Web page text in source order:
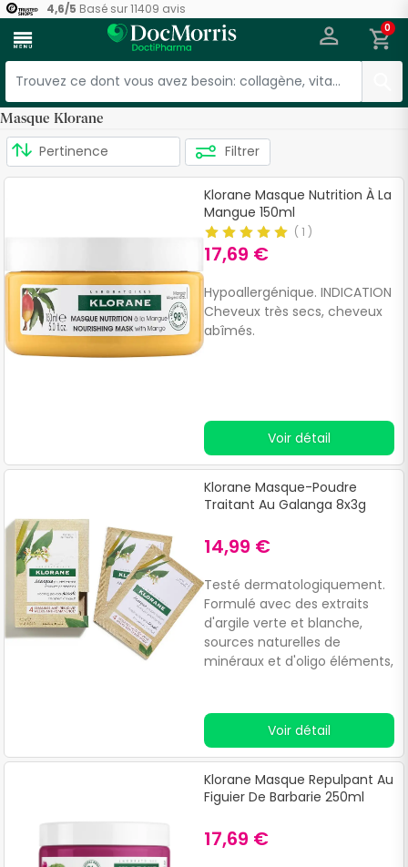
4,6/5 Basé sur11409 avis
menu 0
Masque Klorane
Filtrer
Klorane Masque Nutrition À La
Mangue 150ml
( 1 )
17,69 €
Hypoallergénique. INDICATION
Cheveux très secs, cheveux
abîmés.
Voir détail
Klorane Masque-Poudre
Traitant Au Galanga 8x3g
14,99 €
Testé dermatologiquement.
Formulé avec des extraits
d'argile verte et blanche,
sources naturelles de
minéraux et d'oligo éléments,
pellicules et à détoxifier
naturellement la fibre
capillaire.
Voir détail
Klorane Masque Repulpant Au
Figuier De Barbarie 250ml
17,69 €